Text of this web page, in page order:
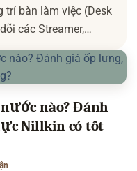
trí bàn làm việc (Desk
các Streamer,
chắn bạn đã từng
nhỏ xíu mang hình
màn hình phát sáng
nào? Đánh
Nillkin có tốt